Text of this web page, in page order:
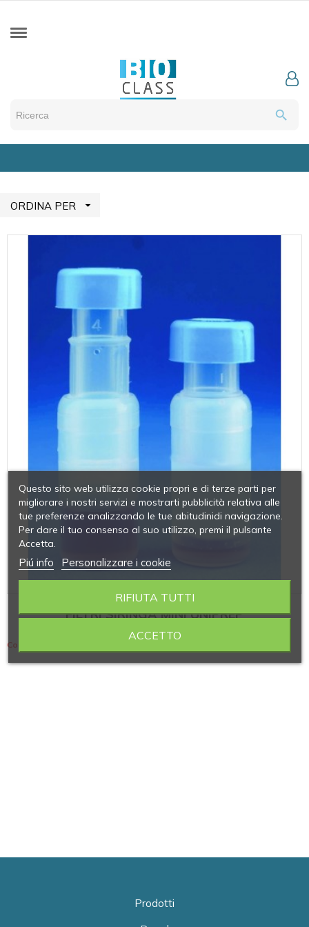
search
ORDINA PER 
FILTRI SIRINGA MINI UNIPREP
Contiene 14 articoli
Prodotti
Questo sito web utilizza cookie propri e di terze parti per
migliorare i nostri servizi e mostrarti pubblicità relativa alle
tue preferenze analizzando le tue abitudinidi navigazione.
Per dare il tuo consenso al suo utilizzo, premi il pulsante
Accetta.
Piú info Personalizzare i cookie
RIFIUTA TUTTI
ACCETTO